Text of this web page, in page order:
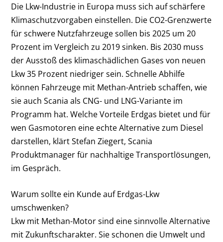
Die Lkw-Industrie in Europa muss sich auf schärfere
Klimaschutzvorgaben einstellen. Die CO2-Grenzwerte
für schwere Nutzfahrzeuge sollen bis 2025 um 20
Prozent im Vergleich zu 2019 sinken. Bis 2030 muss
der Ausstoß des klimaschädlichen Gases von neuen
Lkw 35 Prozent niedriger sein. Schnelle Abhilfe
können Fahrzeuge mit Methan-Antrieb schaffen, wie
sie auch Scania als CNG- und LNG-Variante im
Programm hat. Welche Vorteile Erdgas bietet und für
wen Gasmotoren eine echte Alternative zum Diesel
darstellen, klärt Stefan Ziegert, Scania
Produktmanager für nachhaltige Transportlösungen,
im Gespräch.
Warum sollte ein Kunde auf Erdgas-Lkw
umschwenken?
Lkw mit Methan-Motor sind eine sinnvolle Alternative
mit Zukunftscharakter. Sie schonen die Umwelt und